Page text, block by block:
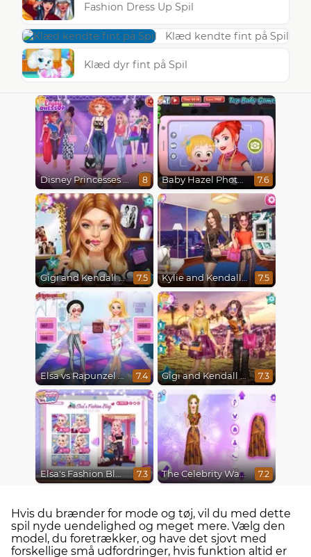
Fashion Dress Up Spil
Klæd kendte fint på Spil
Klæd dyr fint på Spil
Disney Princesses Runway Show 8 Baby Hazel Photoshoot 7.6
Gigi and Kendall BFFS 7.5 Kylie and Kendall Sisters Break Up 7.5
Elsa vs Rapunzel Fashion Game 7.4 Gigi and Kendall Fashionistas 7.3
Elsa's Fashion Blog 7.3 The Celebrity Way Of Life 7.2
Hvis du brænder for mode og tøj, vil du med dette
spil nyde uendelighed og meget mere. Vælg den
model, du foretrækker, og have det sjovt med
forskellige små udfordringer, hvis funktion altid er